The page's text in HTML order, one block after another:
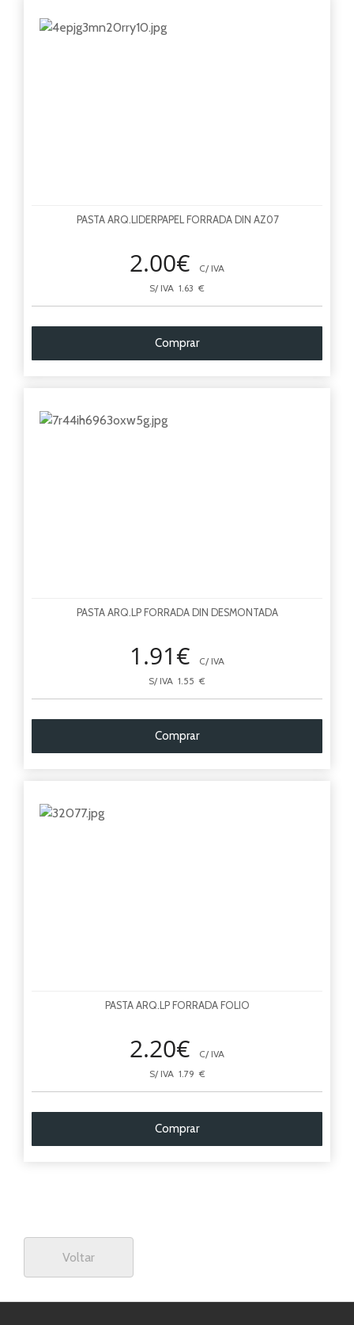
PASTA ARQ.LIDERPAPEL FORRADA DIN AZ07
2.00€
C/ IVA
S/ IVA 1.63 €
Comprar
PASTA ARQ.LP FORRADA DIN DESMONTADA
1.91€
C/ IVA
S/ IVA 1.55 €
Comprar
PASTA ARQ.LP FORRADA FOLIO
2.20€
C/ IVA
S/ IVA 1.79 €
Comprar
Voltar